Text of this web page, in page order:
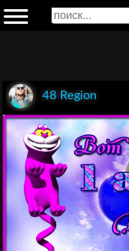
48 Region